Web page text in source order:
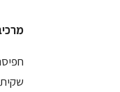
חפיסת שוקולד